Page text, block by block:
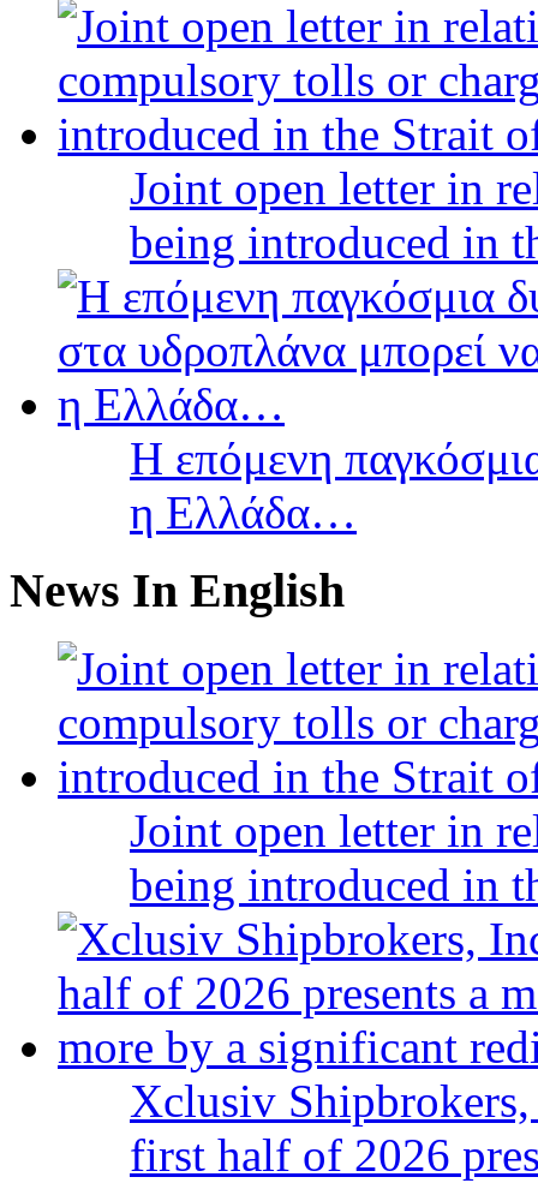
Joint open letter in
being introduced in
Η επόμενη
η Ελλάδα…
News In English
Joint open letter in
being introduced in
Xclusiv
first half of 2026